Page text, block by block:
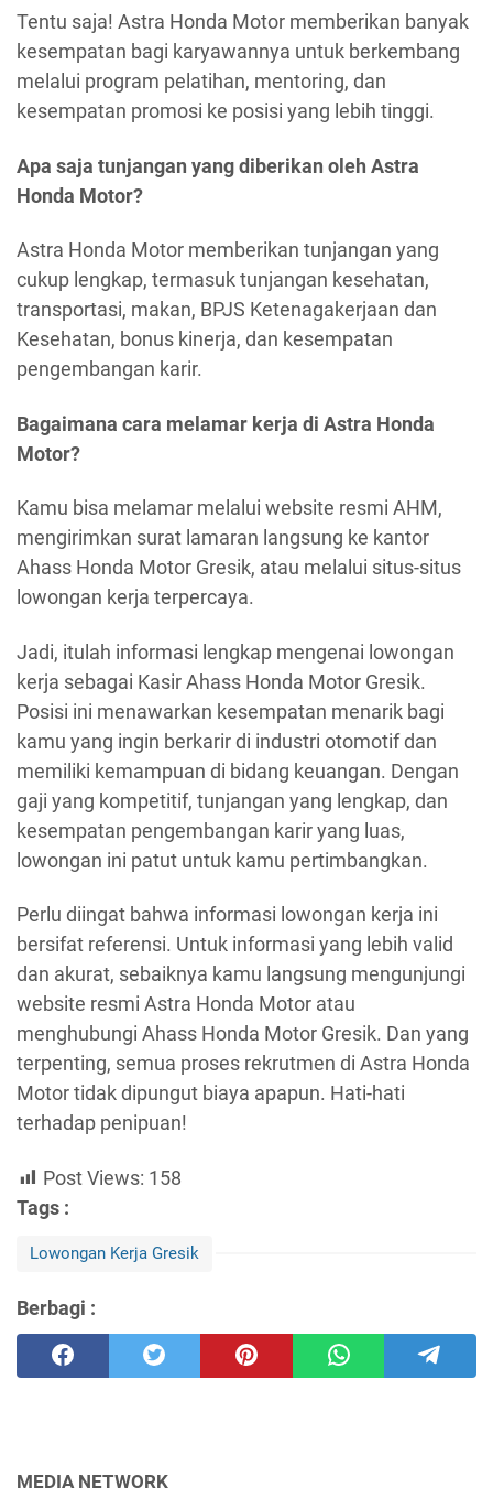
Tentu saja! Astra Honda Motor memberikan banyak
kesempatan bagi karyawannya untuk berkembang
melalui program pelatihan, mentoring, dan
kesempatan promosi ke posisi yang lebih tinggi.
Apa saja tunjangan yang diberikan oleh Astra
Honda Motor?
Astra Honda Motor memberikan tunjangan yang
cukup lengkap, termasuk tunjangan kesehatan,
transportasi, makan, BPJS Ketenagakerjaan dan
Kesehatan, bonus kinerja, dan kesempatan
pengembangan karir.
Bagaimana cara melamar kerja di Astra Honda
Motor?
Kamu bisa melamar melalui website resmi AHM,
mengirimkan surat lamaran langsung ke kantor
Ahass Honda Motor Gresik, atau melalui situs-situs
lowongan kerja terpercaya.
Jadi, itulah informasi lengkap mengenai lowongan
kerja sebagai Kasir Ahass Honda Motor Gresik.
Posisi ini menawarkan kesempatan menarik bagi
kamu yang ingin berkarir di industri otomotif dan
memiliki kemampuan di bidang keuangan. Dengan
gaji yang kompetitif, tunjangan yang lengkap, dan
kesempatan pengembangan karir yang luas,
lowongan ini patut untuk kamu pertimbangkan.
Perlu diingat bahwa informasi lowongan kerja ini
bersifat referensi. Untuk informasi yang lebih valid
dan akurat, sebaiknya kamu langsung mengunjungi
website resmi Astra Honda Motor atau
menghubungi Ahass Honda Motor Gresik. Dan yang
terpenting, semua proses rekrutmen di Astra Honda
Motor tidak dipungut biaya apapun. Hati-hati
terhadap penipuan!
Post Views: 158
Tags :
Lowongan Kerja Gresik
Berbagi :
MEDIA NETWORK